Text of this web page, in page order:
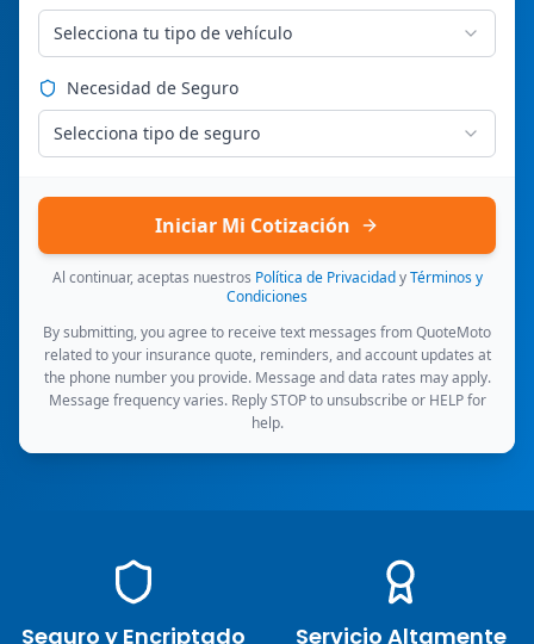
Selecciona tu tipo de vehículo
Necesidad de Seguro
Selecciona tipo de seguro
Iniciar Mi Cotización
Al continuar, aceptas nuestros Política de Privacidad y Términos y
Condiciones
By submitting, you agree to receive text messages from QuoteMoto
related to your insurance quote, reminders, and account updates at
the phone number you provide. Message and data rates may apply.
Message frequency varies. Reply STOP to unsubscribe or HELP for
help.
Seguro y Encriptado
Servicio Altamente